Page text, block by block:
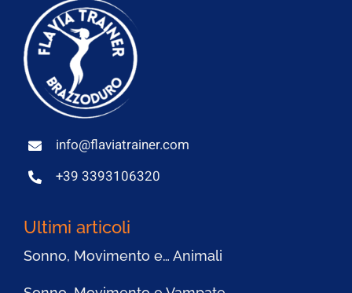
info@flaviatrainer.com
+39 3393106320
Ultimi articoli
Sonno, Movimento e… Animali